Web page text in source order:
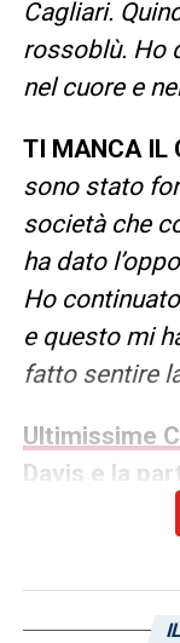
Cagliari.
rossoblù. Ho
nel cuore e
TI MANCA IL
sono stato
società che
ha dato
Ho
e questo mi
fatto sentire
Ultimissime
Davis e la
MAGLIA